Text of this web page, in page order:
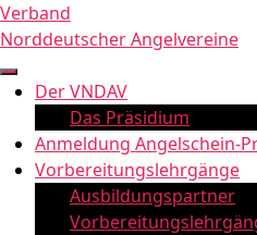
Zum
Inhalt
springen
Verband
Norddeutscher Angelvereine
Der VNDAV
Das Präsidium
Anmeldung Angelschein-
Vorbereitungslehrgänge
Ausbildungspartner